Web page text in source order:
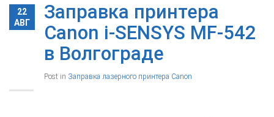
22
АВГ
Заправка принтера
Canon i-SENSYS MF-542
в Волгограде
Post in Заправка лазерного принтера Canon